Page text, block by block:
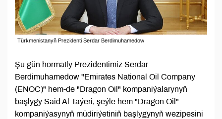
Türkmenistanyň Prezidenti Serdar Berdimuhamedow
Şu gün hormatly Prezidentimiz Serdar
Berdimuhamedow "Emirates National Oil Company
(ENOC)" hem-de "Dragon Oil" kompaniýalarynyň
başlygy Said Al Taýeri, şeýle hem "Dragon Oil"
kompaniýasynyň müdiriýetiniň başlygynyň wezipesini